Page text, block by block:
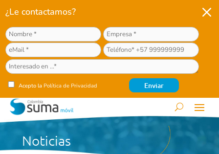
¿Le contactamos?
Acepto la Política de Privacidad
M
Noticias